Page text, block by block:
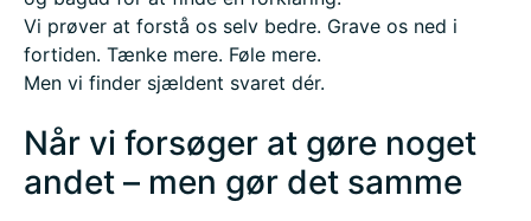
Vi prøver at forstå os selv bedre. Grave os ned i
fortiden. Tænke mere. Føle mere.
Men vi finder sjældent svaret dér.
Når vi forsøger at gøre noget
andet – men gør det samme